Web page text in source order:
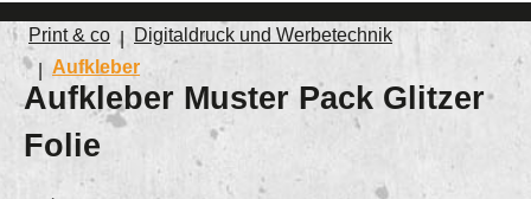
Print & co
Digitaldruck und Werbetechnik
Aufkleber
Aufkleber Muster Pack Glitzer
Folie